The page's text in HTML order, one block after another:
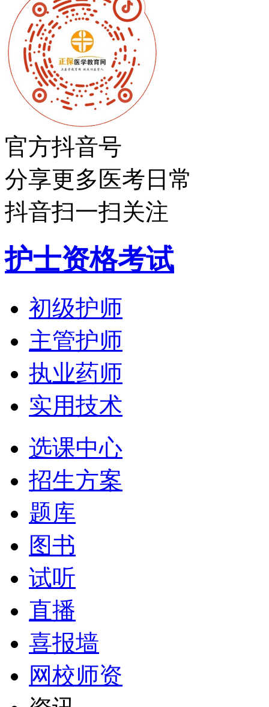
官方抖音号
分享更多医考日常
抖音扫一扫关注
护士资格考试
初级护师
主管护师
执业药师
实用技术
选课中心
招生方案
题库
图书
试听
直播
喜报墙
网校师资